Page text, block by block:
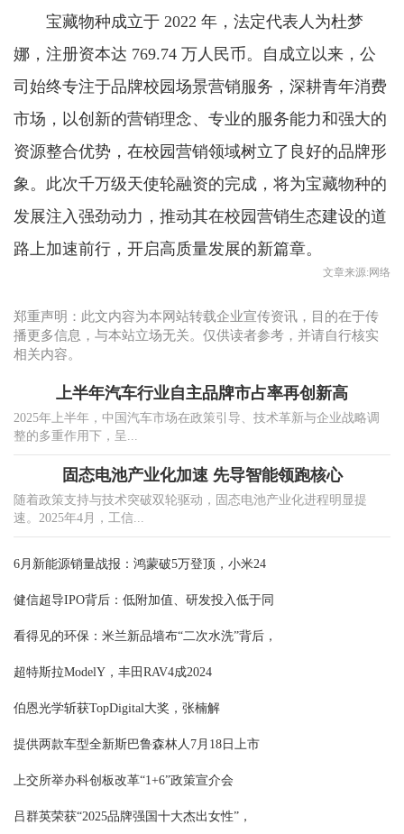
宝藏物种成立于 2022 年，法定代表人为杜梦
娜，注册资本达 769.74 万人民币。自成立以来，公
司始终专注于品牌校园场景营销服务，深耕青年消费
市场，以创新的营销理念、专业的服务能力和强大的
资源整合优势，在校园营销领域树立了良好的品牌形
象。此次千万级天使轮融资的完成，将为宝藏物种的
发展注入强劲动力，推动其在校园营销生态建设的道
路上加速前行，开启高质量发展的新篇章。
文章来源:网络
郑重声明：此文内容为本网站转载企业宣传资讯，目的在于传
播更多信息，与本站立场无关。仅供读者参考，并请自行核实
相关内容。
上半年汽车行业自主品牌市占率再创新高
2025年上半年，中国汽车市场在政策引导、技术革新与企业战略调
整的多重作用下，呈...
固态电池产业化加速 先导智能领跑核心
随着政策支持与技术突破双轮驱动，固态电池产业化进程明显提
速。2025年4月，工信...
6月新能源销量战报：鸿蒙破5万登顶，小米24
健信超导IPO背后：低附加值、研发投入低于同
看得见的环保：米兰新品墙布“二次水洗”背后，
超特斯拉ModelY，丰田RAV4成2024
伯恩光学斩获TopDigital大奖，张楠解
提供两款车型全新斯巴鲁森林人7月18日上市
上交所举办科创板改革“1+6”政策宣介会
吕群英荣获“2025品牌强国十大杰出女性”，